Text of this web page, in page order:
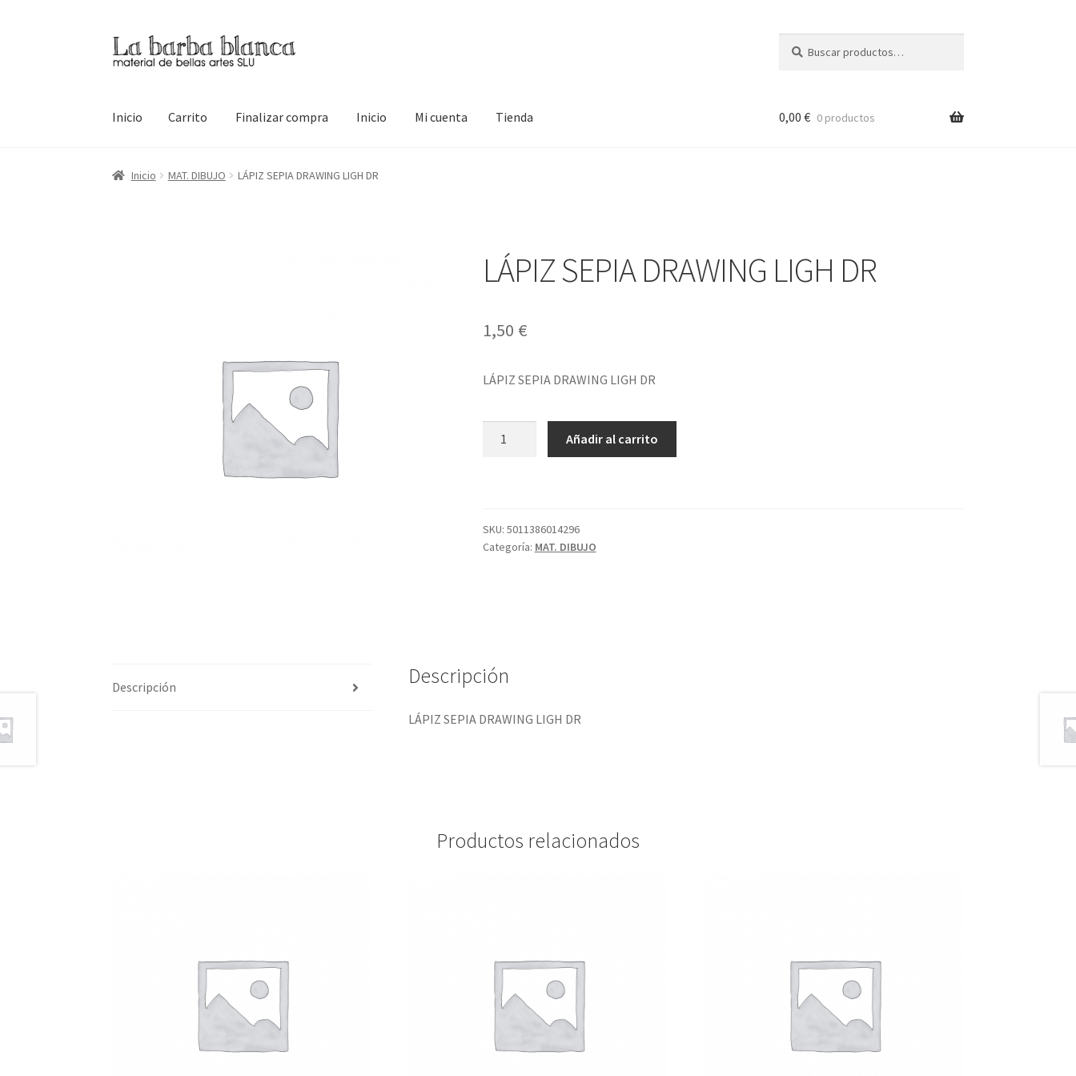
Ir
a
Ir
al
por:
Inicio Carrito Finalizar compra Inicio Mi cuenta Tienda
Inicio CarritoFinalizar compraInicio Mi cuenta Tienda
0,00 € 0 productos
Inicio MAT. DIBUJO LÁPIZ SEPIA DRAWING LIGH DR
LÁPIZ SEPIA DRAWING LIGH DR
1,50 €
LÁPIZ SEPIA DRAWING LIGH DR
cantidad
Añadir al carrito
SKU: 5011386014296
Categoría: MAT. DIBUJO
Descripción Descripción
LÁPIZ SEPIA DRAWING LIGH DR
Productos relacionados